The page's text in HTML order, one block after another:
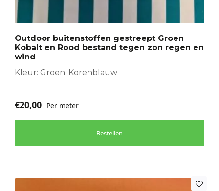
Outdoor buitenstoffen gestreept Groen
Kobalt en Rood bestand tegen zon regen en
wind
Kleur: Groen, Korenblauw
€20,00 Per meter
Bestellen
variaties.
Deze
kan
gekozen
op